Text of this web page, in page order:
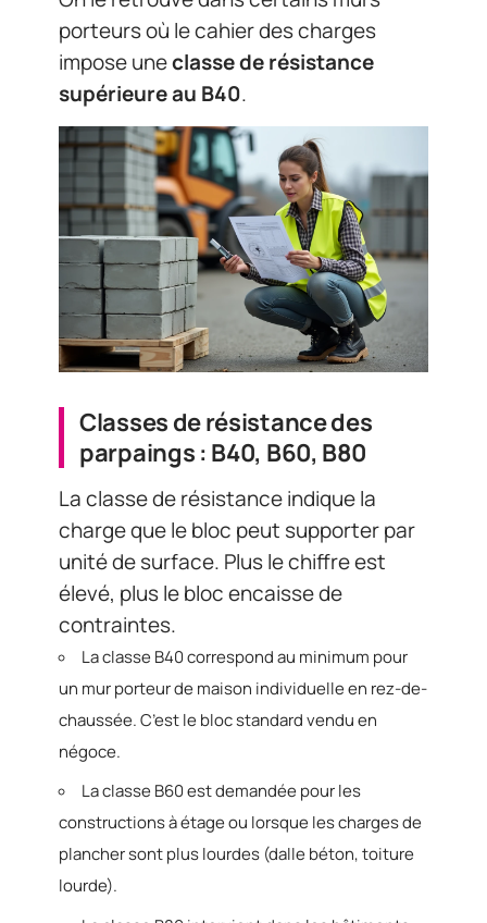
porteurs où le cahier des charges
impose uneclasse de résistance
supérieure au B40.
Classes de résistance des
parpaings : B40, B60, B80
La classe de résistance indique la
charge que le bloc peut supporter par
unité de surface. Plus le chiffre est
élevé, plus le bloc encaisse de
contraintes.
La classe B40 correspond au minimum pour
un mur porteur de maison individuelle en rez-de-
chaussée. C’est le bloc standard vendu en
négoce.
La classe B60 est demandée pour les
constructions à étage ou lorsque les charges de
plancher sont plus lourdes (dalle béton, toiture
lourde).